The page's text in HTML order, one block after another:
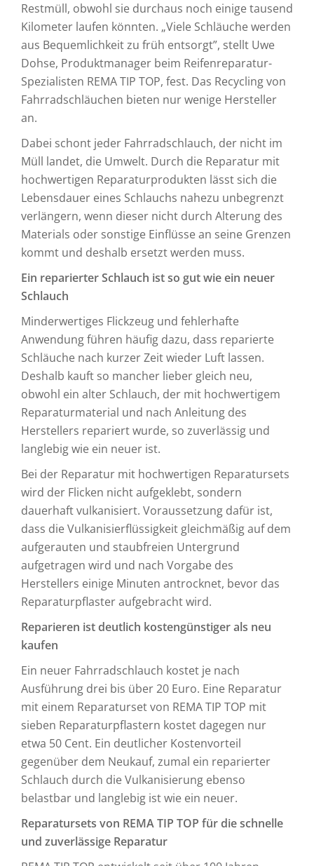
Restmüll, obwohl sie durchaus noch einige tausend
Kilometer laufen könnten. „Viele Schläuche werden
aus Bequemlichkeit zu früh entsorgt”, stellt Uwe
Dohse, Produktmanager beim Reifenreparatur-
Spezialisten REMA TIP TOP, fest. Das Recycling von
Fahrradschläuchen bieten nur wenige Hersteller
an.
Dabei schont jeder Fahrradschlauch, der nicht im
Müll landet, die Umwelt. Durch die Reparatur mit
hochwertigen Reparaturprodukten lässt sich die
Lebensdauer eines Schlauchs nahezu unbegrenzt
verlängern, wenn dieser nicht durch Alterung des
Materials oder sonstige Einflüsse an seine Grenzen
kommt und deshalb ersetzt werden muss.
Ein reparierter Schlauch ist so gut wie ein neuer
Schlauch
Minderwertiges Flickzeug und fehlerhafte
Anwendung führen häufig dazu, dass reparierte
Schläuche nach kurzer Zeit wieder Luft lassen.
Deshalb kauft so mancher lieber gleich neu,
obwohl ein alter Schlauch, der mit hochwertigem
Reparaturmaterial und nach Anleitung des
Herstellers repariert wurde, so zuverlässig und
langlebig wie ein neuer ist.
Bei der Reparatur mit hochwertigen Reparatursets
wird der Flicken nicht aufgeklebt, sondern
dauerhaft vulkanisiert. Voraussetzung dafür ist,
dass die Vulkanisierflüssigkeit gleichmäßig auf dem
aufgerauten und staubfreien Untergrund
aufgetragen wird und nach Vorgabe des
Herstellers einige Minuten antrocknet, bevor das
Reparaturpflaster aufgebracht wird.
Reparieren ist deutlich kostengünstiger als neu
kaufen
Ein neuer Fahrradschlauch kostet je nach
Ausführung drei bis über 20 Euro. Eine Reparatur
mit einem Reparaturset von REMA TIP TOP mit
sieben Reparaturpflastern kostet dagegen nur
etwa 50 Cent. Ein deutlicher Kostenvorteil
gegenüber dem Neukauf, zumal ein reparierter
Schlauch durch die Vulkanisierung ebenso
belastbar und langlebig ist wie ein neuer.
Reparatursets von REMA TIP TOP für die schnelle
und zuverlässige Reparatur